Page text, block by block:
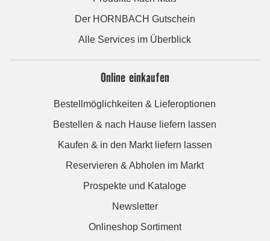
Der HORNBACH Gutschein
Alle Services im Überblick
Online einkaufen
Bestellmöglichkeiten & Lieferoptionen
Bestellen & nach Hause liefern lassen
Kaufen & in den Markt liefern lassen
Reservieren & Abholen im Markt
Prospekte und Kataloge
Newsletter
Onlineshop Sortiment